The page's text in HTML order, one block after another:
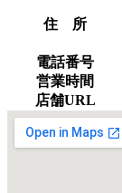
住 所
電話番号
営業時間
店舗URL